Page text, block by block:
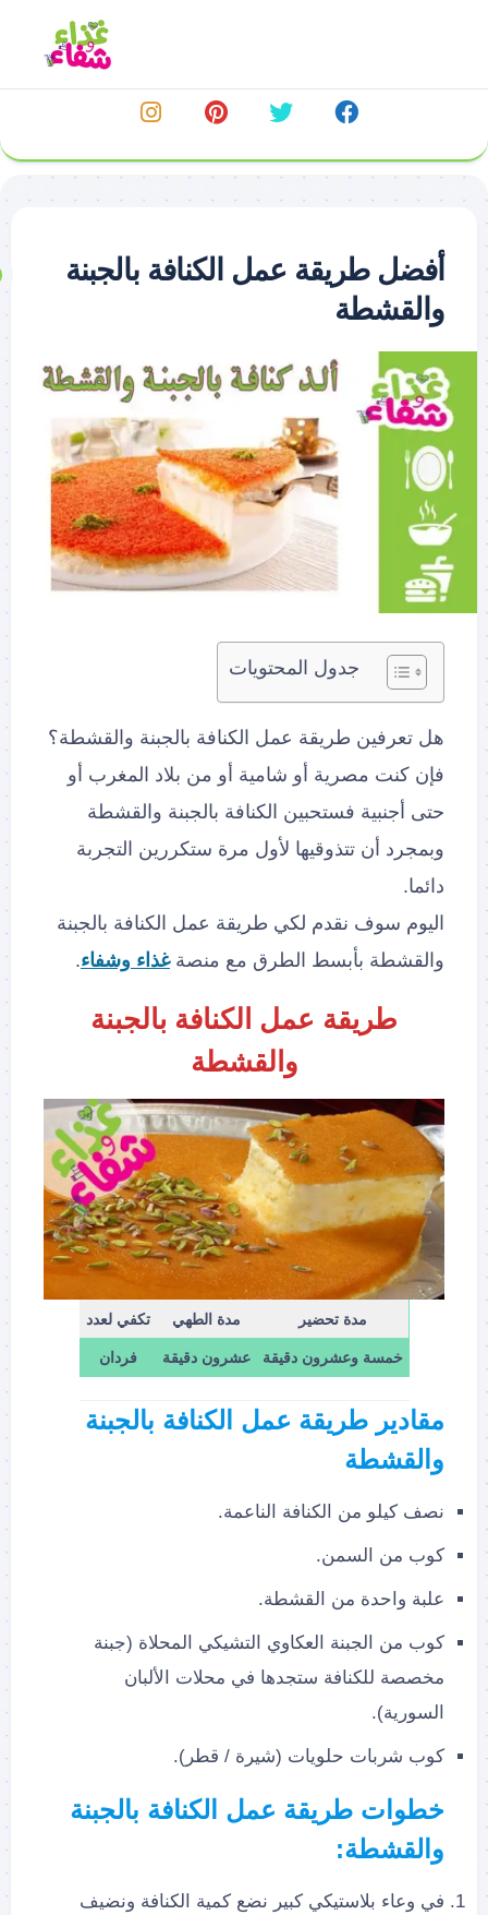
أفضل طريقة عمل الكنافة بالجبنة
والقشطة
جدول المحتويات
هل تعرفين طريقة عمل الكنافة بالجبنة والقشطة؟
فإن كنت مصرية أو شامية أو من بلاد المغرب أو
حتى أجنبية فستحبين الكنافة بالجبنة والقشطة
وبمجرد أن تتذوقيها لأول مرة ستكررين التجربة
دائما.
اليوم سوف نقدم لكي طريقة عمل الكنافة بالجبنة
والقشطة بأبسط الطرق مع منصةغذاء وشفاء.
طريقة عمل الكنافة بالجبنة
والقشطة
مدة تحضير مدة الطهي تكفي لعدد
خمسة وعشرون دقيقة عشرون دقيقة فردان
مقادير طريقة عمل الكنافة بالجبنة
والقشطة
نصف كيلو من الكنافة الناعمة.
كوب من السمن.
علبة واحدة من القشطة.
كوب من الجبنة العكاوي التشيكي المحلاة (جبنة
مخصصة للكنافة ستجدها في محلات الألبان
السورية).
كوب شربات حلويات (شيرة / قطر).
خطوات طريقة عمل الكنافة بالجبنة
والقشطة:
في وعاء بلاستيكي كبير نضع كمية الكنافة ونضيف